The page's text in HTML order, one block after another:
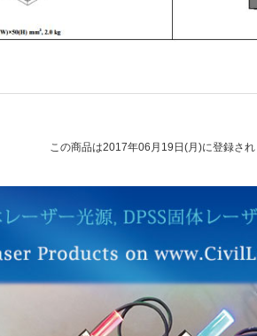
この商品は2017年06月19日(月)に登録さ